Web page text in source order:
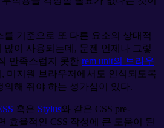
를 기준으로 또 다른 요소의 상대적
많이 사용되는데, 문젠 언제나 그렇
만족스럽지 못한 rem unit의 브라우
미지원 브라우저에서도 인식되도록
의해 줘야 하는 성가심이 있다.
혹은 Stylus와 같은 CSS pre-
효율적인 CSS 작성에 큰 도움이 된